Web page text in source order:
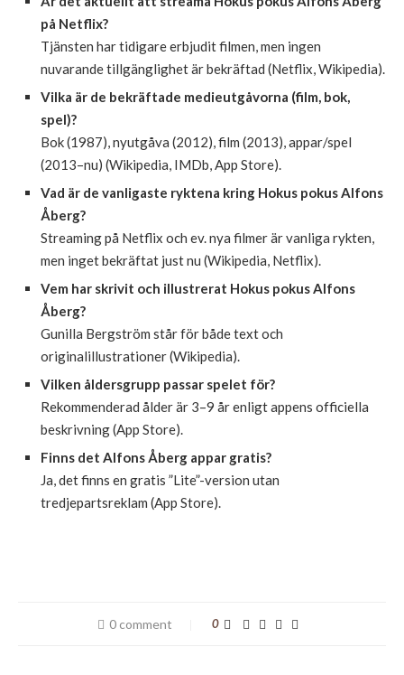
på Netflix?
Tjänsten har tidigare erbjudit filmen, men ingen
nuvarande tillgänglighet är bekräftad (Netflix, Wikipedia).
Vilka är de bekräftade medieutgåvorna (film, bok,
spel)?
Bok (1987), nyutgåva (2012), film (2013), appar/spel
(2013–nu) (Wikipedia, IMDb, App Store).
Vad är de vanligaste ryktena kring Hokus pokus Alfons
Åberg?
Streaming på Netflix och ev. nya filmer är vanliga rykten,
men inget bekräftat just nu (Wikipedia, Netflix).
Vem har skrivit och illustrerat Hokus pokus Alfons
Åberg?
Gunilla Bergström står för både text och
originalillustrationer (Wikipedia).
Vilken åldersgrupp passar spelet för?
Rekommenderad ålder är 3–9 år enligt appens officiella
beskrivning (App Store).
Finns det Alfons Åberg appar gratis?
Ja, det finns en gratis ”Lite”-version utan
tredjepartsreklam (App Store).
0 comment 0